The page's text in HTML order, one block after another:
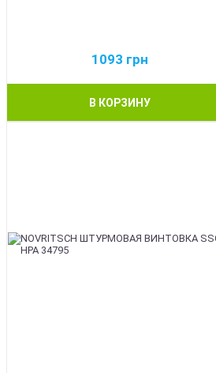
1093 грн
В КОРЗИНУ